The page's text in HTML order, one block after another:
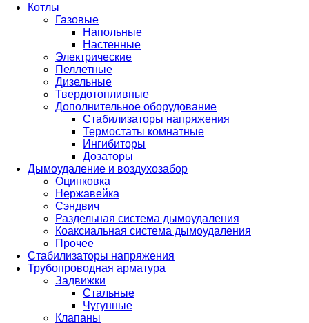
Котлы
Газовые
Напольные
Настенные
Электрические
Пеллетные
Дизельные
Твердотопливные
Дополнительное оборудование
Стабилизаторы напряжения
Термостаты комнатные
Ингибиторы
Дозаторы
Дымоудаление и воздухозабор
Оцинковка
Нержавейка
Сэндвич
Раздельная система дымоудаления
Коаксиальная система дымоудаления
Прочее
Стабилизаторы напряжения
Трубопроводная арматура
Задвижки
Стальные
Чугунные
Клапаны